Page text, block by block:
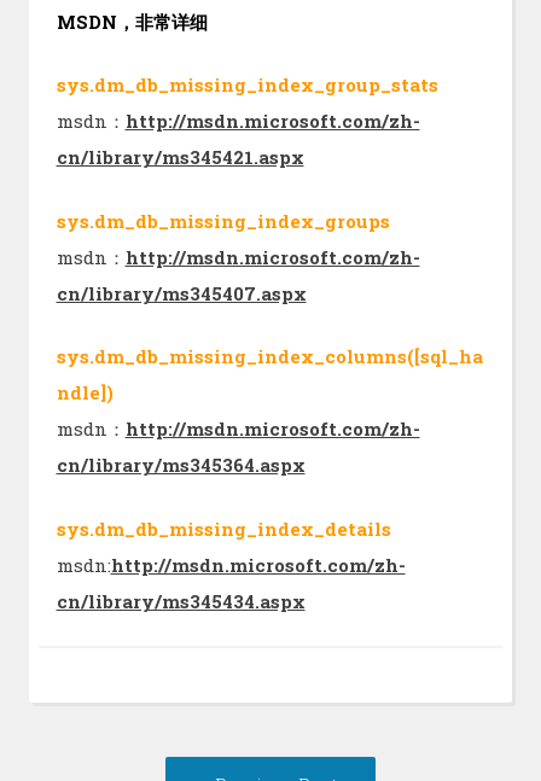
MSDN，非常详细
sys.dm_db_missing_index_group_stats
msdn： http://msdn.microsoft.com/zh-
cn/library/ms345421.aspx
sys.dm_db_missing_index_groups
msdn： http://msdn.microsoft.com/zh-
cn/library/ms345407.aspx
sys.dm_db_missing_index_columns([sql_ha
ndle])
msdn： http://msdn.microsoft.com/zh-
cn/library/ms345364.aspx
sys.dm_db_missing_index_details
msdn:http://msdn.microsoft.com/zh-
cn/library/ms345434.aspx